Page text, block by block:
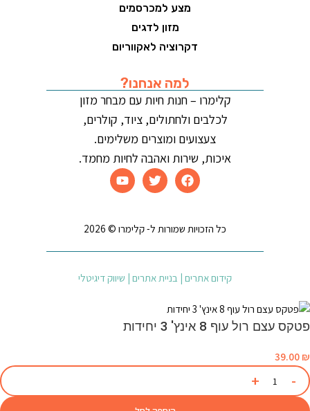
מצע למכרסמים
מזון לדגים
דקרוציה לאקווריום
למה אנחנו?
קלימרו – חנות חיות עם מבחר מזון
לכלבים ולחתולים, ציוד, קולרים,
צעצועים ומוצרים משלימים.
איכות, שירות ואהבה לחיות מחמד.
כל הזכויות שמורות ל- קלימרו © 2026
קידום אתרים | בניית אתרים | שיווק דיגיטלי
פטקס עצם רול עוף 8 אינץ' 3 יחידות
39.00 ₪